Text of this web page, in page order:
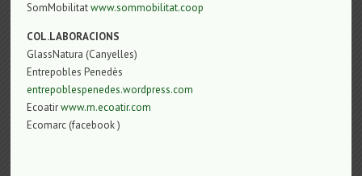
SomMobilitatwww.sommobilitat.coop
COL.LABORACIONS
GlassNatura (Canyelles)
Entrepobles Penedès
entrepoblespenedes.wordpress.com
Ecoatirwww.m.ecoatir.com
Ecomarc (facebook )